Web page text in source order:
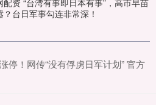
配资 “台湾有事即日本有事”，高市早苗
？台日军事勾连非常深！
停！网传“没有俘虏日军计划” 官方